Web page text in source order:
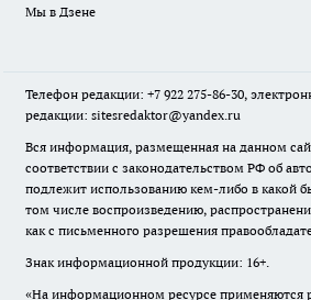
Мы в Дзене
Телефон редакции: +7 922 275-86-30,
редакции: sitesredaktor@yandex.ru
Вся информация, размещенная на данном
соответствии с законодательством РФ об
подлежит использованию кем-либо в какой
том числе воспроизведению,
как с письменного разрешения
Знак информационной продукции: 16+.
«На информационном ресурсе применяются